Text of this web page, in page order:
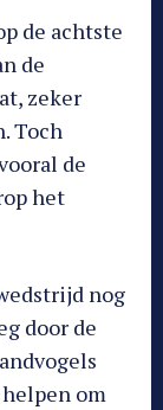
de achtste
de
zeker
Toch
de
het
nog
door de
om